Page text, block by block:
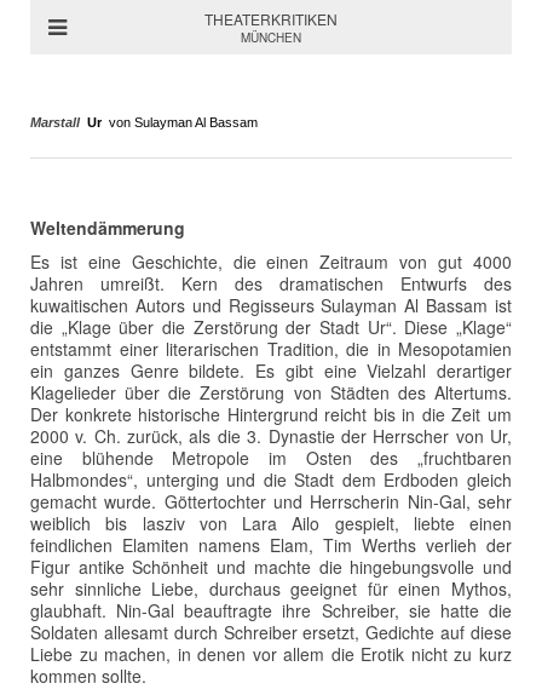
THEATERKRITIKEN
MÜNCHEN
Marstall Ur von Sulayman Al Bassam
Weltendämmerung
Es ist eine Geschichte, die einen Zeitraum von gut 4000
Jahren umreißt. Kern des dramatischen Entwurfs des
kuwaitischen Autors und Regisseurs Sulayman Al Bassam ist
die „Klage über die Zerstörung der Stadt Ur“. Diese „Klage“
entstammt einer literarischen Tradition, die in Mesopotamien
ein ganzes Genre bildete. Es gibt eine Vielzahl derartiger
Klagelieder über die Zerstörung von Städten des Altertums.
Der konkrete historische Hintergrund reicht bis in die Zeit um
2000 v. Ch. zurück, als die 3. Dynastie der Herrscher von Ur,
eine blühende Metropole im Osten des „fruchtbaren
Halbmondes“, unterging und die Stadt dem Erdboden gleich
gemacht wurde. Göttertochter und Herrscherin Nin-Gal, sehr
weiblich bis lasziv von Lara Ailo gespielt, liebte einen
feindlichen Elamiten namens Elam, Tim Werths verlieh der
Figur antike Schönheit und machte die hingebungsvolle und
sehr sinnliche Liebe, durchaus geeignet für einen Mythos,
glaubhaft. Nin-Gal beauftragte ihre Schreiber, sie hatte die
Soldaten allesamt durch Schreiber ersetzt, Gedichte auf diese
Liebe zu machen, in denen vor allem die Erotik nicht zu kurz
kommen sollte.